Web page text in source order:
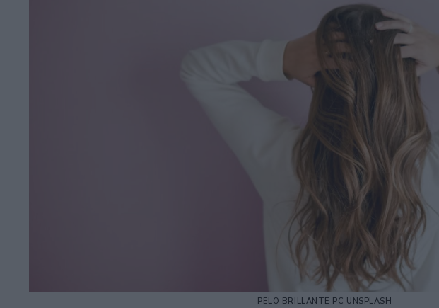
PELO BRILLANTE PC UNSPLASH